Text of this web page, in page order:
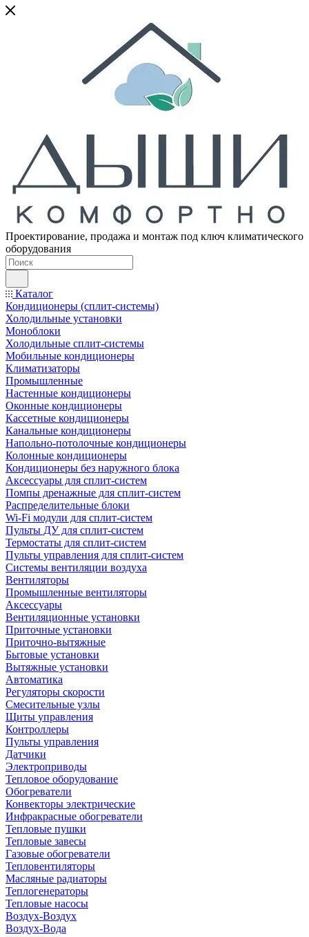
Проектирование, продажа и монтаж под ключ климатического
оборудования
Каталог
Кондиционеры (сплит-системы)
Холодильные установки
Моноблоки
Холодильные сплит-системы
Мобильные кондиционеры
Климатизаторы
Промышленные
Настенные кондиционеры
Оконные кондиционеры
Кассетные кондиционеры
Канальные кондиционеры
Напольно-потолочные кондиционеры
Колонные кондиционеры
Кондиционеры без наружного блока
Аксессуары для сплит-систем
Помпы дренажные для сплит-систем
Распределительные блоки
Wi-Fi модули для сплит-систем
Пульты ДУ для сплит-систем
Термостаты для сплит-систем
Пульты управления для сплит-систем
Системы вентиляции воздуха
Вентиляторы
Промышленные вентиляторы
Аксессуары
Вентиляционные установки
Приточные установки
Приточно-вытяжные
Бытовые установки
Вытяжные установки
Автоматика
Регуляторы скорости
Смесительные узлы
Щиты управления
Контроллеры
Пульты управления
Датчики
Электроприводы
Тепловое оборудование
Обогреватели
Конвекторы электрические
Инфракрасные обогреватели
Тепловые пушки
Тепловые завесы
Газовые обогреватели
Тепловентиляторы
Масляные радиаторы
Теплогенераторы
Тепловые насосы
Воздух-Воздух
Воздух-Вода